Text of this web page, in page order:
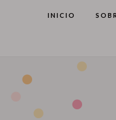
INICIO